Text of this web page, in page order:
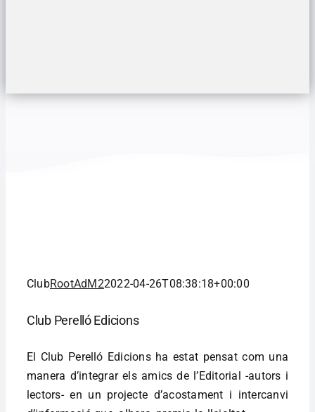
ClubRootAdM22022-04-26T08:38:18+00:00
Club Perelló Edicions
El Club Perelló Edicions ha estat pensat com una
manera d’integrar els amics de l’Editorial -autors i
lectors- en un projecte d’acostament i intercanvi